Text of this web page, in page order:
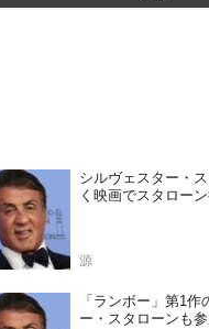
シルヴェスター・
く映画でスタロー
源
「ランボー」第1
ー・スタローンも